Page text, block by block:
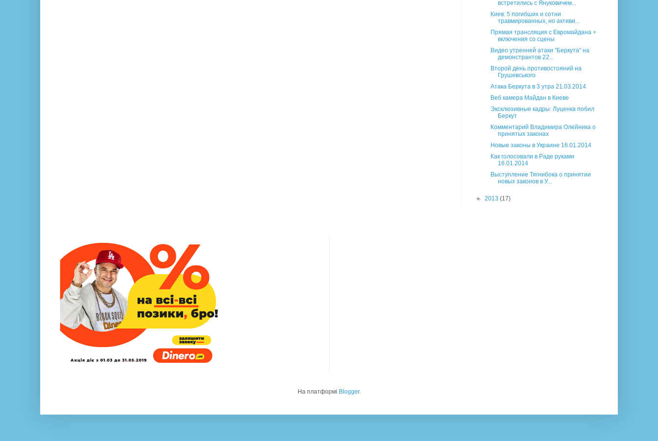
встретились с Януковичем...
Киев: 5 погибших и сотни
травмированных, но активи...
Прямая трансляция с Евромайдана +
включения со сцены
Видео утренней атаки "Беркута" на
демонстрантов 22...
Второй день противостояний на
Грушевського
Атака Беркута в 3 утра 21.03.2014
Веб камера Майдан в Киеве
Эксклюзивные кадры: Луценка побил
Беркут
Комментарий Владимира Олейника о
принятых законах
Новые законы в Украине 16.01.2014
Как голосовали в Раде руками
16.01.2014
Выступление Тягнибока о принятии
новых законов в У...
► 2013 (17)
На платформі Blogger.